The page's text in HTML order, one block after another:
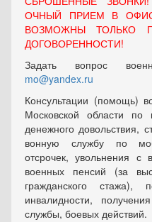
ОЧНЫЙ ПРИЕМ В
ВОЗМОЖНЫ ТОЛЬКО
ДОГОВОРЕННОСТИ!
Задать вопрос
mo@yandex.ru
Консультации (помощь)
Московской области по
денежного довольствия,
вонную службу по
отсрочек, увольнения с
военных пенсий (за
гражданского
инвалидности,
службы, боевых действий.